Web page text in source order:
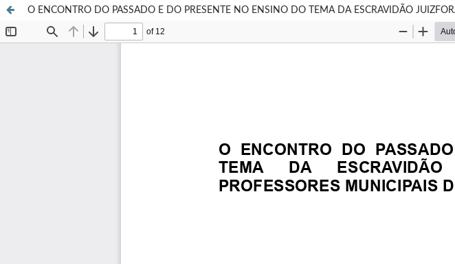
O ENCONTRO DO PASSADO E DO PRESENTE NO ENSINO DO TEMA DA ESCRAVIDÃO